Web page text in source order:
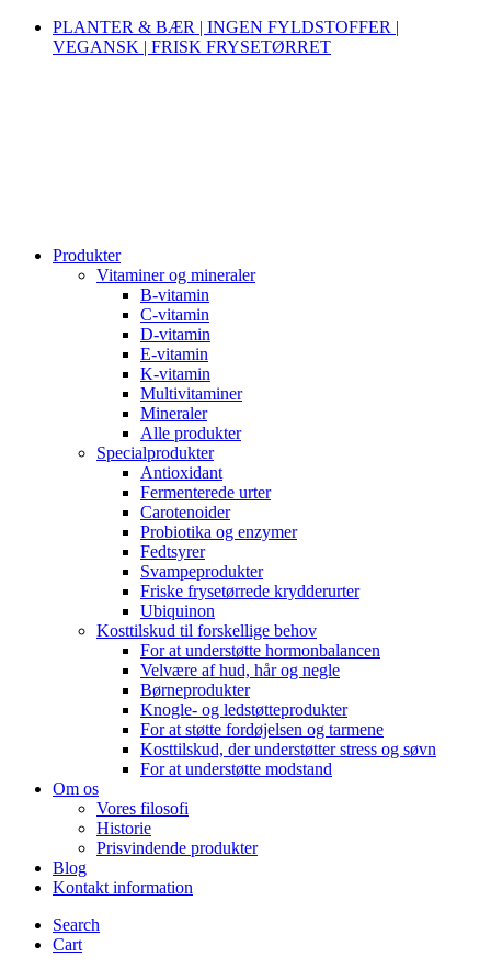
PLANTER & BÆR | INGEN FYLDSTOFFER |
VEGANSK | FRISK FRYSETØRRET
Produkter
Vitaminer og mineraler
B-vitamin
C-vitamin
D-vitamin
E-vitamin
K-vitamin
Multivitaminer
Mineraler
Alle produkter
Specialprodukter
Antioxidant
Fermenterede urter
Carotenoider
Probiotika og enzymer
Fedtsyrer
Svampeprodukter
Friske frysetørrede krydderurter
Ubiquinon
Kosttilskud til forskellige behov
For at understøtte hormonbalancen
Velvære af hud, hår og negle
Børneprodukter
Knogle- og ledstøtteprodukter
For at støtte fordøjelsen og tarmene
Kosttilskud, der understøtter stress og søvn
For at understøtte modstand
Om os
Vores filosofi
Historie
Prisvindende produkter
Blog
Kontakt information
Search
Cart